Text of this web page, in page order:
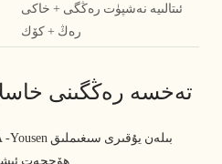
ئىتالىيە نەشپۈت رەڭگى + خاكى
رەڭ + كۆك
تەخسە رەڭگىنى